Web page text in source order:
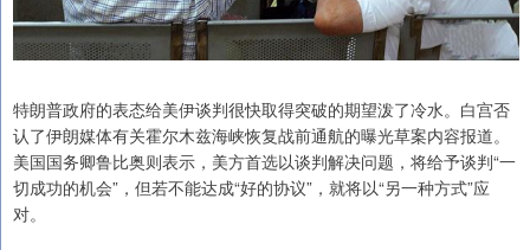
特朗普政府的表态给美伊谈判很快取得突破的期望泼了冷水。白宫否
认了伊朗媒体有关霍尔木兹海峡恢复战前通航的曝光草案内容报道。
美国国务卿鲁比奥则表示，美方首选以谈判解决问题，将给予谈判“一
切成功的机会”，但若不能达成“好的协议”，就将以“另一种方式”应
对。